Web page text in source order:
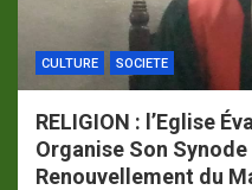
CULTURE SOCIETE
RELIGION : l’Eglise
Organise Son Synode
Renouvellement du